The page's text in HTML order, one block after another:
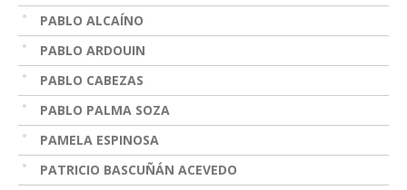
PABLO ALCAÍNO
PABLO ARDOUIN
PABLO CABEZAS
PABLO PALMA SOZA
PAMELA ESPINOSA
PATRICIO BASCUÑÁN ACEVEDO